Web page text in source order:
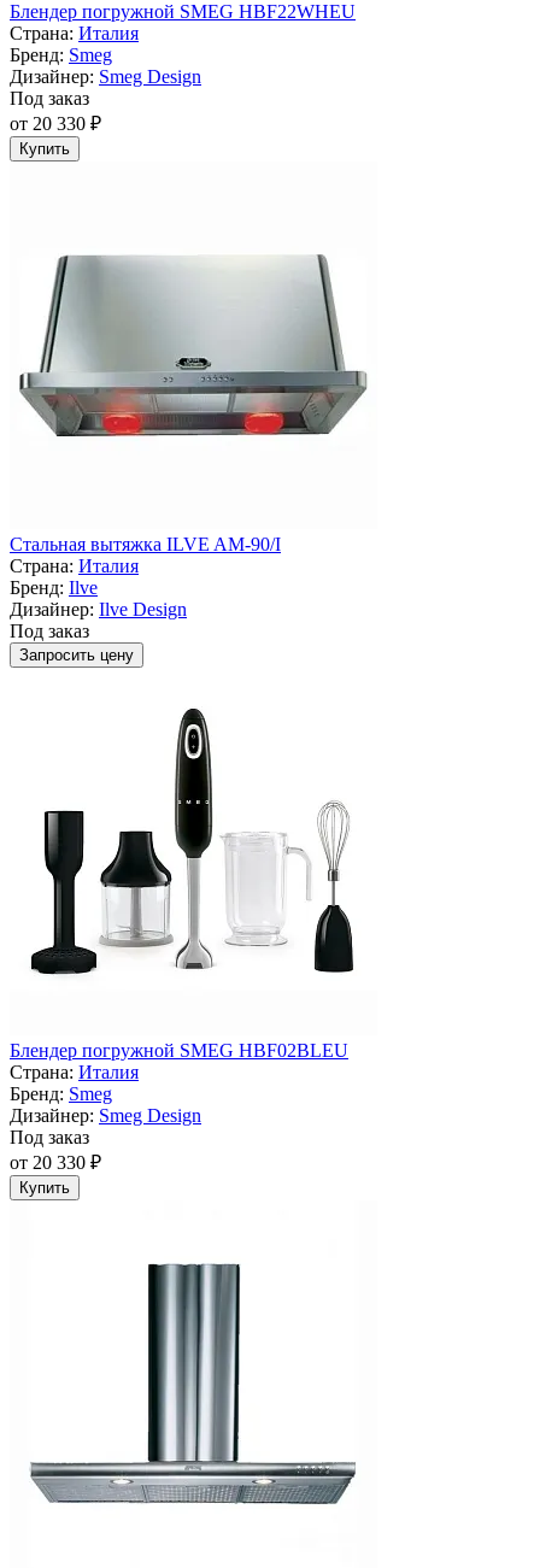
Блендер погружной SMEG HBF22WHEU
Страна: Италия
Бренд: Smeg
Дизайнер: Smeg Design
Под заказ
от 20 330 ₽
Купить
Стальная вытяжка ILVE AM-90/I
Страна: Италия
Бренд: Ilve
Дизайнер: Ilve Design
Под заказ
Запросить цену
Блендер погружной SMEG HBF02BLEU
Страна: Италия
Бренд: Smeg
Дизайнер: Smeg Design
Под заказ
от 20 330 ₽
Купить